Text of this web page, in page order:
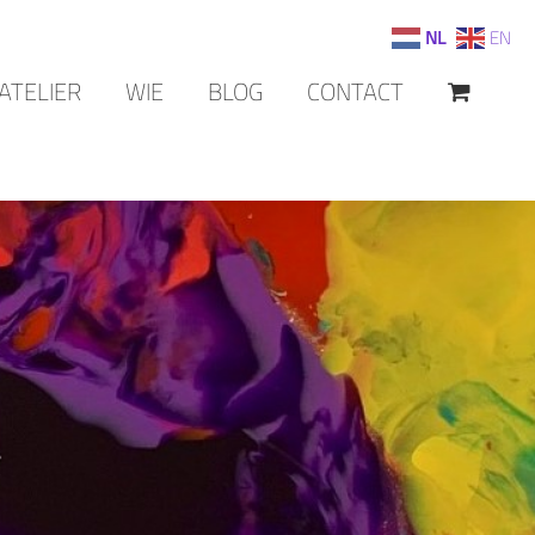
WIE BLOG CONTACT
NL EN